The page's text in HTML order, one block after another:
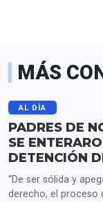
MÁS
AL DÍA
PADRES DE
SE
DETENCIÓN
“De ser sólida y
derecho, el proceso